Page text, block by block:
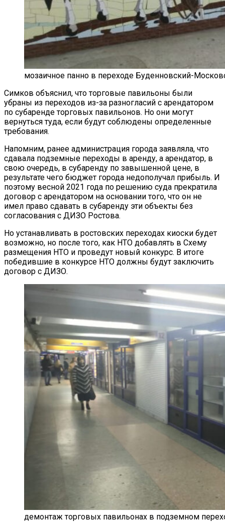
мозаичное панно в переходе Буденновский-
Симков объяснил, что торговые павильоны были
убраны из переходов из-за разногласий с арендатором
по субаренде торговых павильонов. Но они могут
вернуться туда, если будут соблюдены определенные
требования.
Напомним, ранее администрация города заявляла, что
сдавала подземные переходы в аренду, а арендатор, в
свою очередь, в субаренду по завышенной цене, в
результате чего бюджет города недополучал прибыль. И
поэтому весной 2021 года по решению суда прекратила
договор с арендатором на основании того, что он не
имел право сдавать в субаренду эти объекты без
согласования с ДИЗО Ростова.
Но устанавливать в ростовских переходах киоски будет
возможно, но после того, как НТО добавлять в Схему
размещения НТО и проведут новый конкурс. В итоге
победившие в конкурсе НТО должны будут заключить
договор с ДИЗО.
демонтаж торговых павильонах в подземном